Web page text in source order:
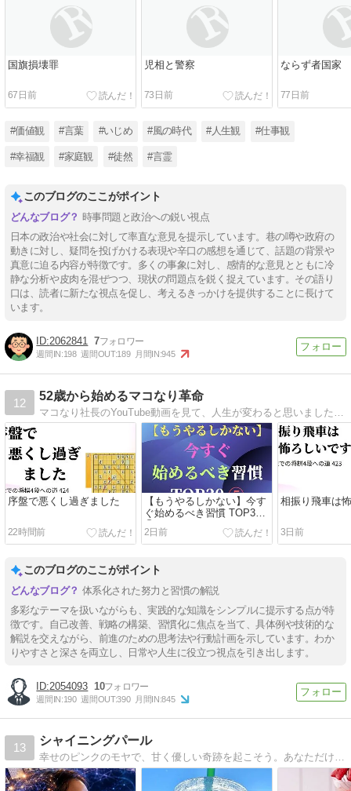
国旗損壊罪
67日前
児相と警察
73日前
ならず者国家
77日前
#価値観 #言葉 #いじめ #風の時代 #人生観 #仕事観
#幸福観 #家庭観 #徒然 #言霊
このブログのここがポイント
時事問題と政治への鋭い視点
日本の政治や社会に対して率直な意見を提示しています。巷の噂や政府の
動きに対し、疑問を投げかける表現や辛口の感想を通じて、話題の背景や
真意に迫る内容が特徴です。多くの事象に対し、感情的な意見とともに冷
静な分析や皮肉を混ぜつつ、現状の問題点を鋭く捉えています。その語り
口は、読者に新たな視点を促し、考えるきっかけを提供することに長けて
います。
2062841 7
週間IN:198 週間OUT:189 月間IN:945
12
52歳から始めるマコなり革命
序盤で悪くし過ぎました
22時間前
【もうやるしかない】今す
ぐ始めるべき習慣 TOP30
2日前
相振り飛車は
3日前
このブログのここがポイント
体系化された努力と習慣の解説
多彩なテーマを扱いながらも、実践的な知識をシンプルに提示する点が特
徴です。自己改善、戦略の構築、習慣化に焦点を当て、具体例や技術的な
解説を交えながら、前進のための思考法や行動計画を示しています。わか
りやすさと深さを両立し、日常や人生に役立つ視点を引き出します。
2054093 10
週間IN:190 週間OUT:390 月間IN:845
13
シャイニングパール
幸せのピンクのモヤで、甘く優しい奇跡を起こそう。あなただけの、マジョリカスタイリングの魔法。